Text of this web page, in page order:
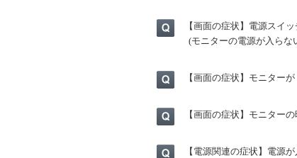
【画面の症状】電源スイ
(モニターの電源が入らな
【画面の症状】モニター
【画面の症状】モニター
【電源関連の症状】電源